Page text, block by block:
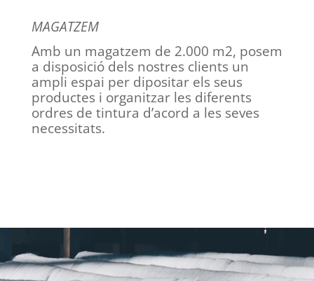
MAGATZEM
Amb un magatzem de 2.000 m2, posem
a disposició dels nostres clients un
ampli espai per dipositar els seus
productes i organitzar les diferents
ordres de tintura d’acord a les seves
necessitats.